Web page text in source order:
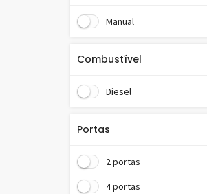
Único dono
Manual
Combustível
Diesel
Portas
2 portas
4 portas